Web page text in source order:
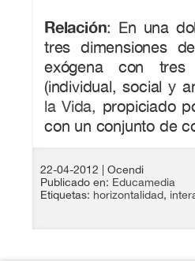
Relación: En una
tres dimensiones
exógena con tres
(individual, social y
la Vida, propiciado
con un conjunto de
22-04-2012
| Ocendi
Publicado en: Educamedia
Etiquetas: horizontalidad,